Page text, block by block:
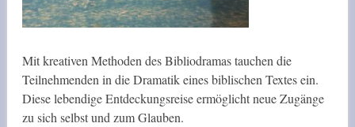
Mit kreativen Methoden des Bibliodramas tauchen die
Teilnehmenden in die Dramatik eines biblischen Textes ein.
Diese lebendige Entdeckungsreise ermöglicht neue Zugänge
zu sich selbst und zum Glauben.